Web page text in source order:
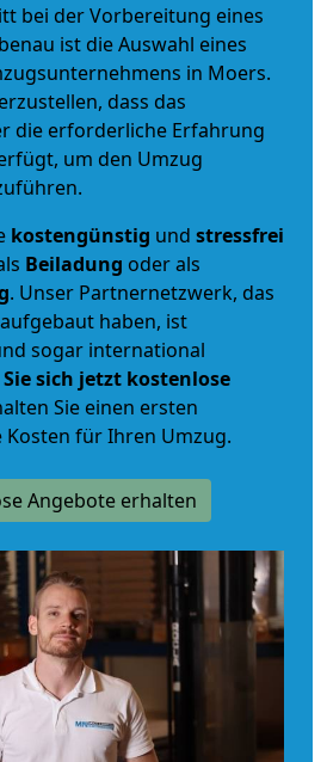
bei der Vorbereitung eines
ist die Auswahl eines
in Moers.
dass das
die erforderliche Erfahrung
um den Umzug
kostengünstig und stressfrei
Beiladung oder als
. Unser Partnernetzwerk, das
haben, ist
sogar international
sich jetzt kostenlose
Sie einen ersten
für Ihren Umzug.
Angebote erhalten